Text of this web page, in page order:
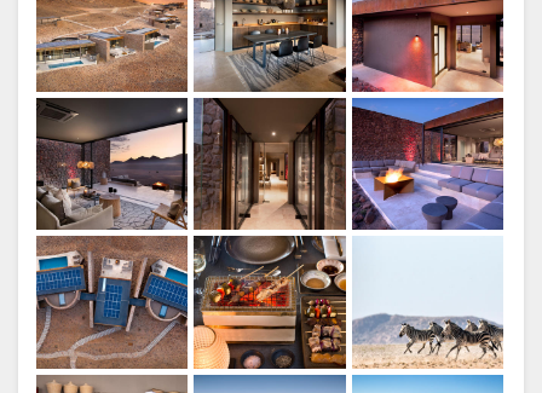
Espace clients
EtBeyond Sossusvlei Desert
Lodge
Boutique Lodge
EtBeyond Sossusvlei Desert
Lodge